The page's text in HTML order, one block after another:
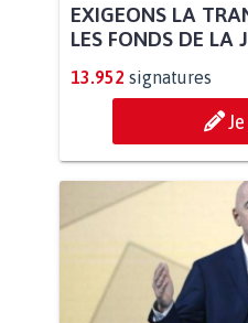
EXIGEONS LA
LES FONDS DE LA
13.952 signatures